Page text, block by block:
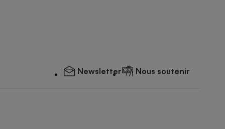
Newsletter Nous soutenir